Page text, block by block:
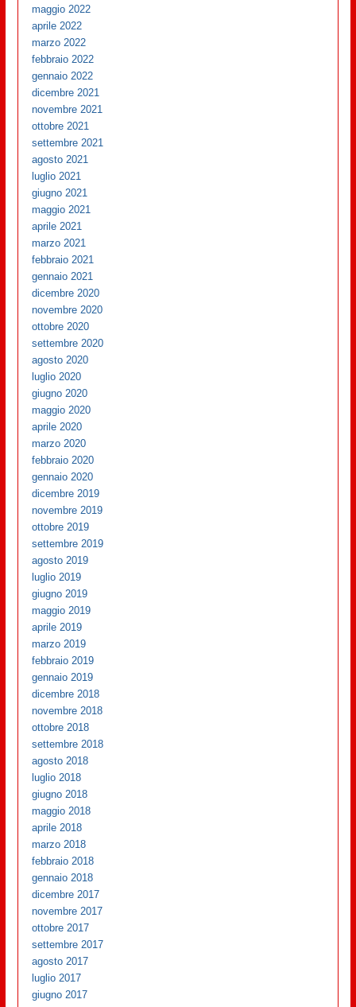
maggio 2022
aprile 2022
marzo 2022
febbraio 2022
gennaio 2022
dicembre 2021
novembre 2021
ottobre 2021
settembre 2021
agosto 2021
luglio 2021
giugno 2021
maggio 2021
aprile 2021
marzo 2021
febbraio 2021
gennaio 2021
dicembre 2020
novembre 2020
ottobre 2020
settembre 2020
agosto 2020
luglio 2020
giugno 2020
maggio 2020
aprile 2020
marzo 2020
febbraio 2020
gennaio 2020
dicembre 2019
novembre 2019
ottobre 2019
settembre 2019
agosto 2019
luglio 2019
giugno 2019
maggio 2019
aprile 2019
marzo 2019
febbraio 2019
gennaio 2019
dicembre 2018
novembre 2018
ottobre 2018
settembre 2018
agosto 2018
luglio 2018
giugno 2018
maggio 2018
aprile 2018
marzo 2018
febbraio 2018
gennaio 2018
dicembre 2017
novembre 2017
ottobre 2017
settembre 2017
agosto 2017
luglio 2017
giugno 2017